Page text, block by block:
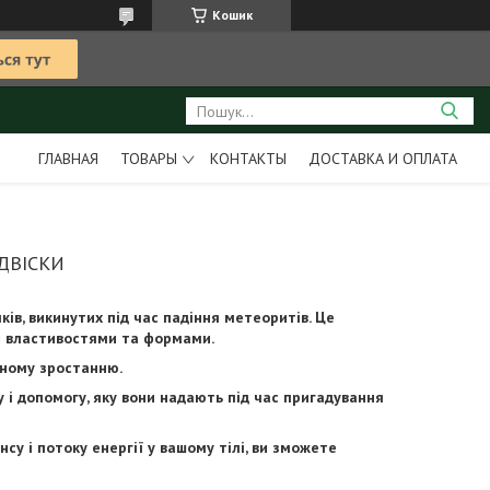
Кошик
ГЛАВНАЯ ТОВАРЫ КОНТАКТЫ ДОСТАВКА И ОПЛАТА
викинутих під час падіння метеоритів. Це
властивостями та формами.
зростанню.
допомогу, яку вони надають під час пригадування
і потоку енергії у вашому тілі, ви зможете